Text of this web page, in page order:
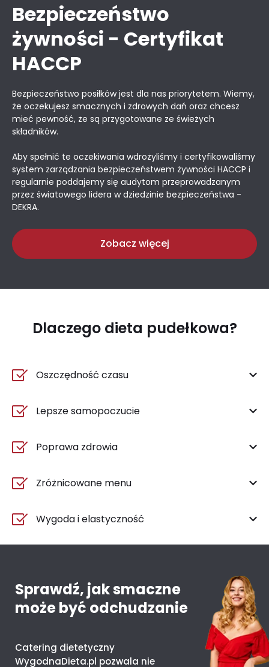
Bezpieczeństwo
żywności - Certyfikat
HACCP
Bezpieczeństwo posiłków jest dla nas priorytetem. Wiemy,
że oczekujesz smacznych i zdrowych dań oraz chcesz
mieć pewność, że są przygotowane ze świeżych
składników.
Aby spełnić te oczekiwania wdrożyliśmy i certyfikowaliśmy
system zarządzania bezpieczeństwem żywności HACCP i
regularnie poddajemy się audytom przeprowadzanym
przez światowego lidera w dziedzinie bezpieczeństwa -
DEKRA.
Zobacz więcej
Dlaczego dieta pudełkowa?
Oszczędność czasu
Lepsze samopoczucie
Poprawa zdrowia
Zróżnicowane menu
Wygoda i elastyczność
Sprawdź, jak smaczne
może być odchudzanie
Catering dietetyczny
WygodnaDieta.pl pozwala nie